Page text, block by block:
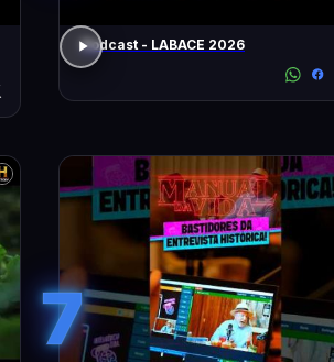
Podcast - LABACE 2026
7